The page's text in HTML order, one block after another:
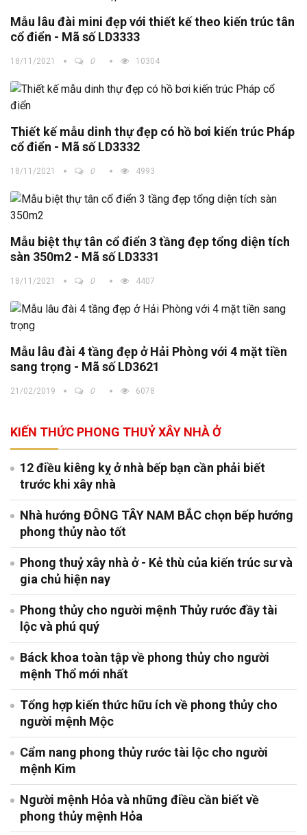
Mẫu lâu đài mini đẹp với thiết kế theo kiến trúc tân
cổ điển - Mã số LD3333
18/11/2021 0 10304
Thiết kế mẫu dinh thự đẹp có hồ bơi kiến trúc Pháp
cổ điển - Mã số LD3332
18/11/2021 0 4993
Mẫu biệt thự tân cổ điển 3 tầng đẹp tổng diện tích
sàn 350m2 - Mã số LD3331
18/11/2021 0 4407
Mẫu lâu đài 4 tầng đẹp ở Hải Phòng với 4 mặt tiền
sang trọng - Mã số LD3621
21/02/2019 0 6078
KIẾN THỨC PHONG THUỶ XÂY NHÀ Ở
12 điều kiêng kỵ ở nhà bếp bạn cần phải biết
trước khi xây nhà
Nhà hướng ĐÔNG TÂY NAM BẮC chọn bếp hướng
phong thủy nào tốt
Phong thuỷ xây nhà ở - Kẻ thù của kiến trúc sư và
gia chủ hiện nay
Phong thủy cho người mệnh Thủy rước đầy tài
lộc và phú quý
Báck khoa toàn tập về phong thủy cho người
mệnh Thổ mới nhất
Tổng hợp kiến thức hữu ích về phong thủy cho
người mệnh Mộc
Cẩm nang phong thủy rước tài lộc cho người
mệnh Kim
Người mệnh Hỏa và những điều cần biết về
phong thủy mệnh Hỏa